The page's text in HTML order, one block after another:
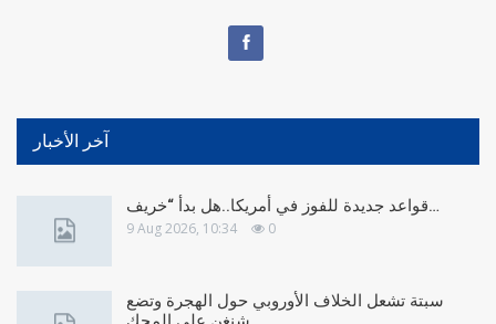
آخر الأخبار
قواعد جديدة للفوز في أمريكا..هل بدأ “خريف…
9 Aug 2026, 10:34 0
سبتة تشعل الخلاف الأوروبي حول الهجرة وتضع